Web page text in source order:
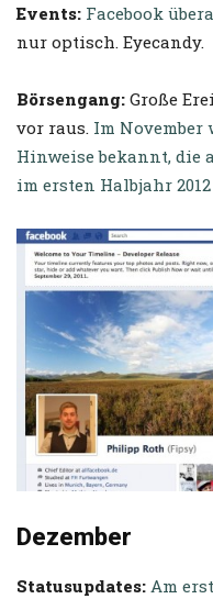
Events: Facebook
nur optisch. Eyecandy.
Börsengang: Große
vor raus. Im November
Hinweise bekannt, die
im ersten Halbjahr
Dezember
Statusupdates: Am